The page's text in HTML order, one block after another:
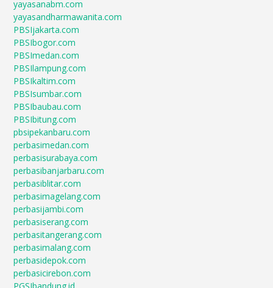
yayasanabm.com
yayasandharmawanita.com
PBSIjakarta.com
PBSIbogor.com
PBSImedan.com
PBSIlampung.com
PBSIkaltim.com
PBSIsumbar.com
PBSIbaubau.com
PBSIbitung.com
pbsipekanbaru.com
perbasimedan.com
perbasisurabaya.com
perbasibanjarbaru.com
perbasiblitar.com
perbasimagelang.com
perbasijambi.com
perbasiserang.com
perbasitangerang.com
perbasimalang.com
perbasidepok.com
perbasicirebon.com